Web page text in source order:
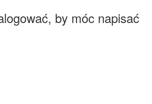
by móc napisać